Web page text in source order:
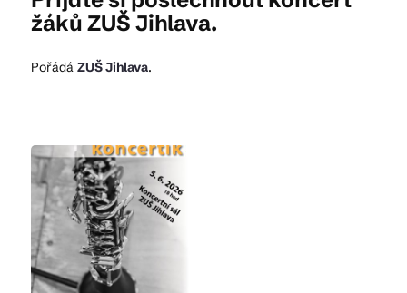
žáků ZUŠ Jihlava.
Pořádá ZUŠ Jihlava.